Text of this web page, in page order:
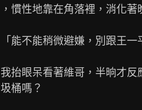
，慣性地靠在角落裡，消化
「能不能稍微避嫌，別跟王一
我抬眼呆看著維哥，半晌才
圾桶嗎？